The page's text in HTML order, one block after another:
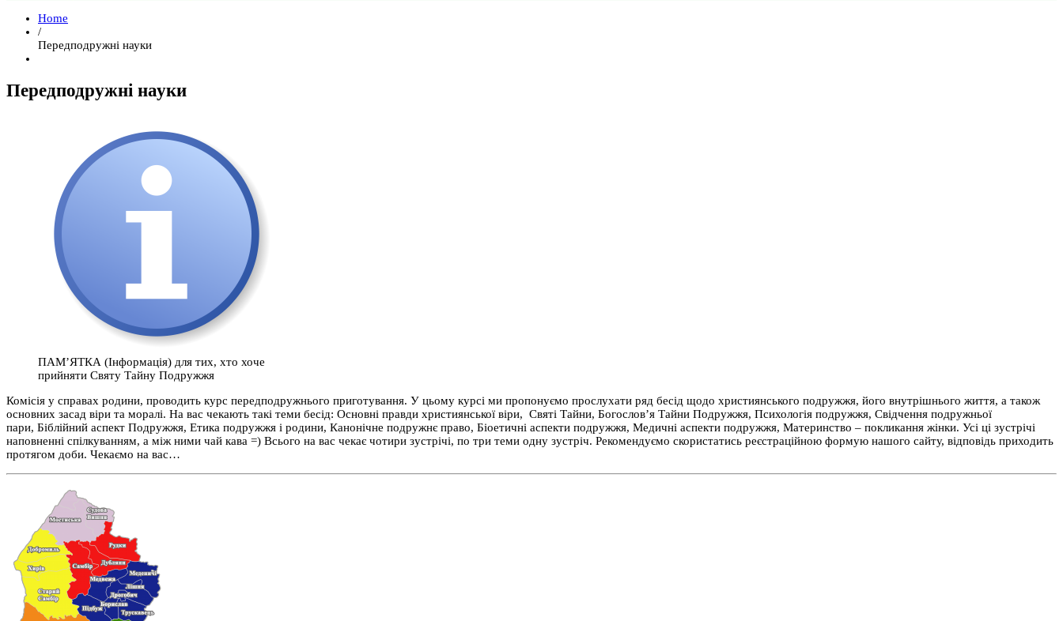
Home
/
Передподружні науки
Передподружні науки
ПАМ’ЯТКА (Інформація) для тих, хто хоче
прийняти Святу Тайну Подружжя
Комісія у справах родини, проводить курс передподружнього приготування. У цьому курсі ми пропонуємо прослухати ряд бесід щодо християнського подружжя, його внутрішнього життя, а також
основних засад віри та моралі. На вас чекають такі теми бесід: Основні правди християнської віри, Святі Тайни, Богослов’я Тайни Подружжя, Психологія подружжя, Свідчення подружньої
пари, Біблійний аспект Подружжя, Етика подружжя і родини, Канонічне подружнє право, Біоетичні аспекти подружжя, Медичні аспекти подружжя, Материнство – покликання жінки. Усі ці зустрічі
наповненні спілкуванням, а між ними чай кава =) Всього на вас чекає чотири зустрічі, по три теми одну зустріч. Рекомендуємо скористатись реєстраційною формую нашого сайту, відповідь приходить
протягом доби. Чекаємо на вас…